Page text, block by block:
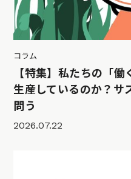
コラム
【特集】私たちの「
生産しているのか？サ
問う
2026.07.22